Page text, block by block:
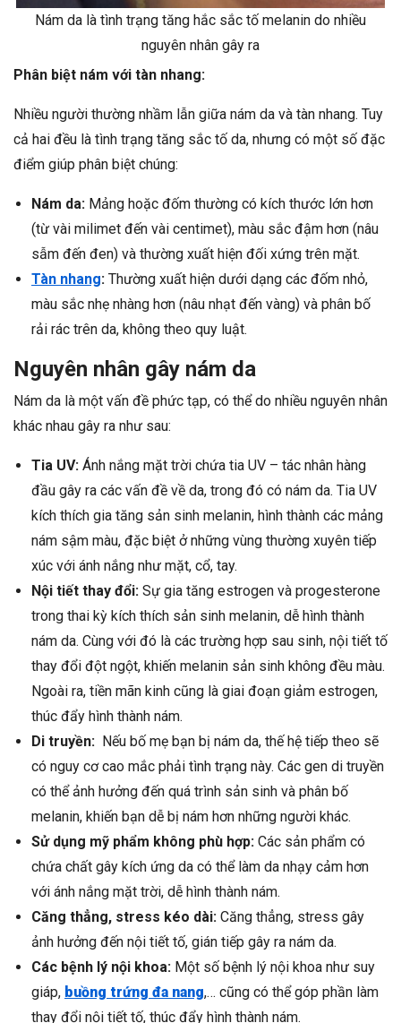
Nám da là tình trạng tăng hắc sắc tố melanin do nhiều
nguyên nhân gây ra
Phân biệt nám với tàn nhang:
Nhiều người thường nhầm lẫn giữa nám da và tàn nhang. Tuy
cả hai đều là tình trạng tăng sắc tố da, nhưng có một số đặc
điểm giúp phân biệt chúng:
Nám da: Mảng hoặc đốm thường có kích thước lớn hơn
(từ vài milimet đến vài centimet), màu sắc đậm hơn (nâu
sẫm đến đen) và thường xuất hiện đối xứng trên mặt.
Tàn nhang: Thường xuất hiện dưới dạng các đốm nhỏ,
màu sắc nhẹ nhàng hơn (nâu nhạt đến vàng) và phân bố
rải rác trên da, không theo quy luật.
Nguyên nhân gây nám da
Nám da là một vấn đề phức tạp, có thể do nhiều nguyên nhân
khác nhau gây ra như sau:
Tia UV: Ánh nắng mặt trời chứa tia UV – tác nhân hàng
đầu gây ra các vấn đề về da, trong đó có nám da. Tia UV
kích thích gia tăng sản sinh melanin, hình thành các mảng
nám sậm màu, đặc biệt ở những vùng thường xuyên tiếp
xúc với ánh nắng như mặt, cổ, tay.
Nội tiết thay đổi: Sự gia tăng estrogen và progesterone
trong thai kỳ kích thích sản sinh melanin, dễ hình thành
nám da. Cùng với đó là các trường hợp sau sinh, nội tiết tố
thay đổi đột ngột, khiến melanin sản sinh không đều màu.
Ngoài ra, tiền mãn kinh cũng là giai đoạn giảm estrogen,
thúc đẩy hình thành nám.
Di truyền: Nếu bố mẹ bạn bị nám da, thế hệ tiếp theo sẽ
có nguy cơ cao mắc phải tình trạng này. Các gen di truyền
có thể ảnh hưởng đến quá trình sản sinh và phân bố
melanin, khiến bạn dễ bị nám hơn những người khác.
Sử dụng mỹ phẩm không phù hợp: Các sản phẩm có
chứa chất gây kích ứng da có thể làm da nhạy cảm hơn
với ánh nắng mặt trời, dễ hình thành nám.
Căng thẳng, stress kéo dài: Căng thẳng, stress gây
ảnh hưởng đến nội tiết tố, gián tiếp gây ra nám da.
Các bệnh lý nội khoa: Một số bệnh lý nội khoa như suy
giáp, buồng trứng đa nang,… cũng có thể góp phần làm
thay đổi nội tiết tố, thúc đẩy hình thành nám.